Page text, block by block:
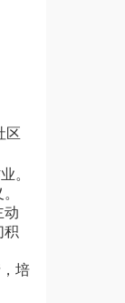
区
。
动
积
培